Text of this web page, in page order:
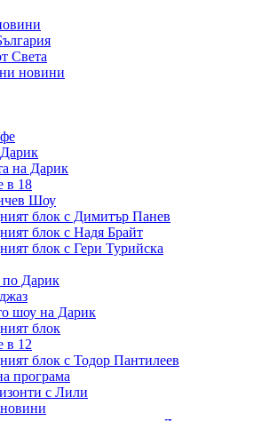
Света
новини
на Дарик
в 18
Шоу
блок с Димитър Панев
блок с Надя Брайт
блок с Гери Турийска
по Дарик
шоу на Дарик
блок
в 12
блок с Тодор Пантилеев
програма
с Лили